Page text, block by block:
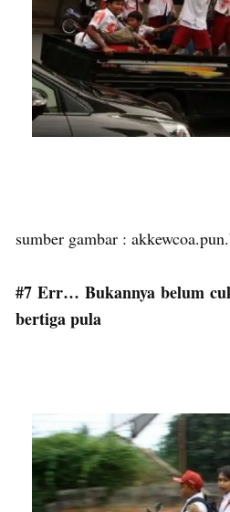
sumber gambar :
#7 Err… Bukannya belum
bertiga pula